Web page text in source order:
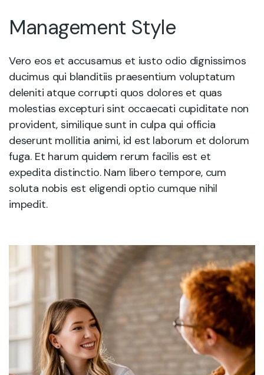
Management Style
Vero eos et accusamus et iusto odio dignissimos
ducimus qui blanditiis praesentium voluptatum
deleniti atque corrupti quos dolores et quas
molestias excepturi sint occaecati cupiditate non
provident, similique sunt in culpa qui officia
deserunt mollitia animi, id est laborum et dolorum
fuga. Et harum quidem rerum facilis est et
expedita distinctio. Nam libero tempore, cum
soluta nobis est eligendi optio cumque nihil
impedit.